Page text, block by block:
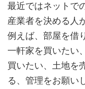
最近ではネットで
産業者を決める人
例えば、部屋を借
一軒家を買いたい
買いたい、土地を
る、管理をお願い